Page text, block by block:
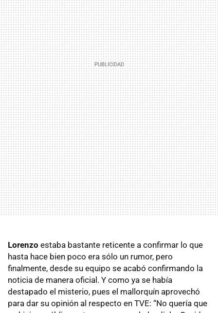
Lorenzo estaba bastante reticente a confirmar lo que
hasta hace bien poco era sólo un rumor, pero
finalmente, desde su equipo se acabó confirmando la
noticia de manera oficial. Y como ya se había
destapado el misterio, pues el mallorquín aprovechó
para dar su opinión al respecto en TVE: “No quería que